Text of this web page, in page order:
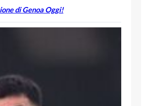
di Genoa Oggi!